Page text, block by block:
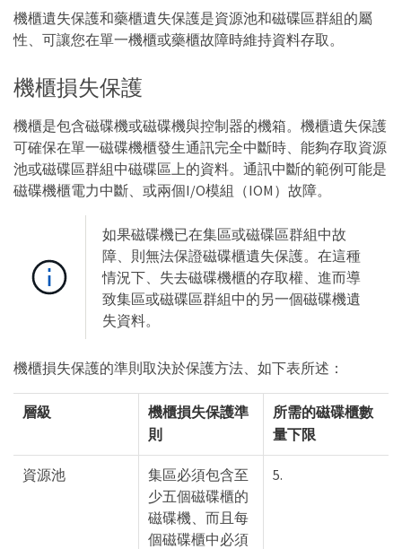
機櫃遺失保護和藥櫃遺失保護是資源池和磁碟區群組的屬
性、可讓您在單一機櫃或藥櫃故障時維持資料存取。
機櫃損失保護
機櫃是包含磁碟機或磁碟機與控制器的機箱。機櫃遺失保護
可確保在單一磁碟機櫃發生通訊完全中斷時、能夠存取資源
池或磁碟區群組中磁碟區上的資料。通訊中斷的範例可能是
磁碟機櫃電力中斷、或兩個I/O模組（IOM）故障。
如果磁碟機已在集區或磁碟區群組中故
障、則無法保證磁碟櫃遺失保護。在這種
情況下、失去磁碟機櫃的存取權、進而導
致集區或磁碟區群組中的另一個磁碟機遺
失資料。
機櫃損失保護的準則取決於保護方法、如下表所述：
層級
機櫃損失保護準
則
所需的磁碟櫃數
量下限
資源池
集區必須包含至
少五個磁碟櫃的
磁碟機、而且每
個磁碟櫃中必須
5.